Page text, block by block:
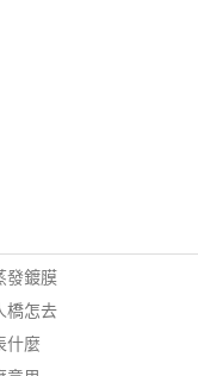
發鍍膜
橋怎去
什麼